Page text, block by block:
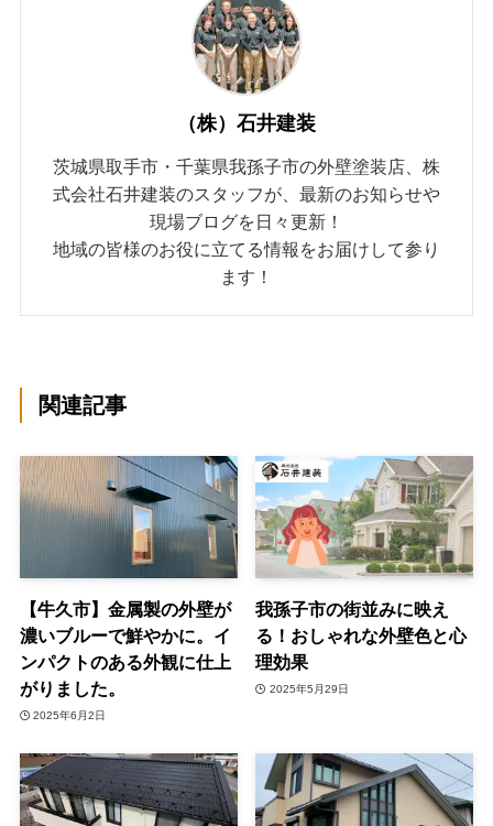
（株）石井建装
茨城県取手市・千葉県我孫子市の外壁塗装店、株
式会社石井建装のスタッフが、最新のお知らせや
現場ブログを日々更新！
地域の皆様のお役に立てる情報をお届けして参り
ます！
関連記事
【牛久市】金属製の外壁が
濃いブルーで鮮やかに。イ
ンパクトのある外観に仕上
がりました。
2025年6月2日
我孫子市の街並みに映え
る！おしゃれな外壁色と心
理効果
2025年5月29日